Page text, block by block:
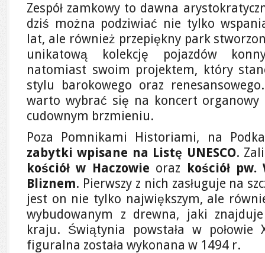
Zespół zamkowy to dawna
dziś można podziwiać nie tylko
lat, ale również przepiękny park
unikatową kolekcję pojazdów
natomiast swoim projektem, który
stylu barokowego oraz
warto wybrać się na koncert
cudownym brzmieniu.
Poza Pomnikami Historiami, na
zabytki wpisane na Listę UNESCO.
kościół w Haczowie oraz kościół
Bliznem. Pierwszy z nich zasługuje na
jest on nie tylko największym, ale
wybudowanym z drewna, jaki
kraju. Świątynia powstała w
figuralna została wykonana w 1494 r.